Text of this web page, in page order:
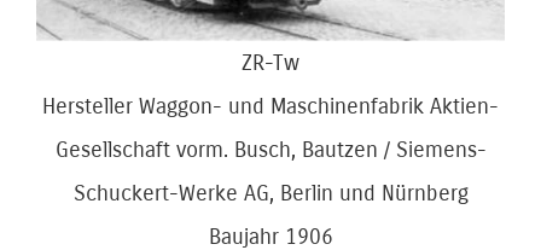
ZR-Tw
Hersteller Waggon- und Maschinenfabrik Aktien-
Gesellschaft vorm. Busch, Bautzen / Siemens-
Schuckert-Werke AG, Berlin und Nürnberg
Baujahr 1906